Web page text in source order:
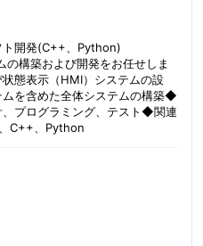
ト開発(C++、Python)
の構築および開発をお任せしま
態表示（HMI）システムの設
を含めた全体システムの構築◆
プログラミング、テスト◆関連
C++、Python